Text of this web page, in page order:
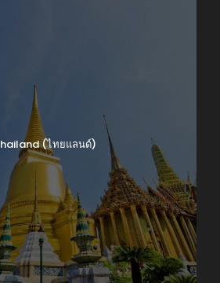
(ไทยแลนด์)